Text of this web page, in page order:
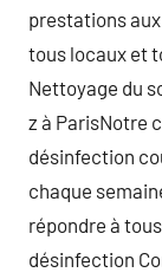
prestations
tous locaux et
Nettoyage du
z à ParisNotre
désinfection
chaque
répondre à
désinfection